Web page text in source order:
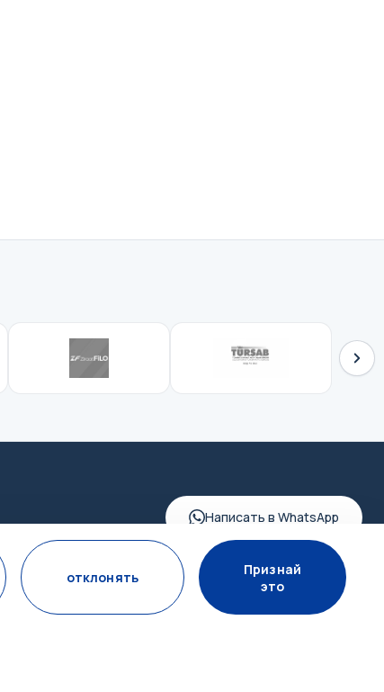
Написать в WhatsApp
отклонять
Признай
это